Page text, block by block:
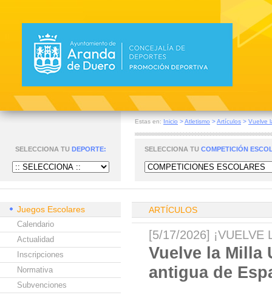
Estas en: Inicio >Atletismo >Artículos > Vuelve
SELECCIONA TU DEPORTE: SELECCIONA TU COMPETICIÓN
Juegos Escolares
Calendario
Actualidad
Inscripciones
Normativa
Subvenciones
ARTÍCULOS
[5/17/2026] ¡VUELVE
Vuelve la Milla
antigua de